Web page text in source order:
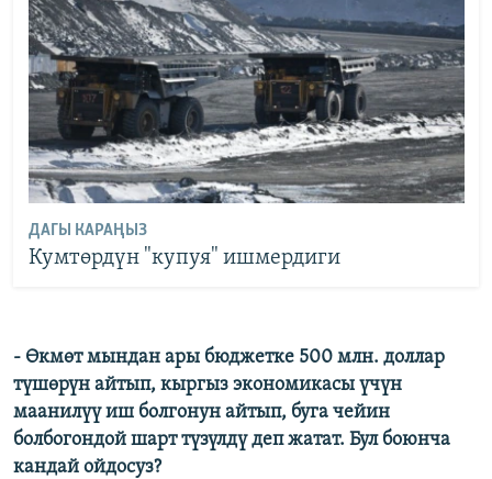
ДАГЫ КАРАҢЫЗ
Кумтөрдүн "купуя" ишмердиги
- Өкмөт мындан ары бюджетке 500 млн. доллар
түшөрүн айтып, кыргыз экономикасы үчүн
маанилүү иш болгонун айтып, буга чейин
болбогондой шарт түзүлдү деп жатат. Бул боюнча
кандай ойдосуз?